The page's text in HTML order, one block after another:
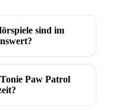
sind im
Paw Patrol